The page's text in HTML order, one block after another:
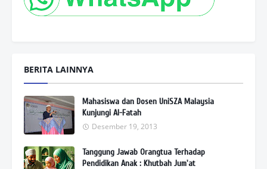
BERITA LAINNYA
Mahasiswa dan Dosen UniSZA Malaysia
Kunjungi Al-Fatah
Desember 19, 2013
Tanggung Jawab Orangtua Terhadap
Pendidikan Anak : Khutbah Jum'at